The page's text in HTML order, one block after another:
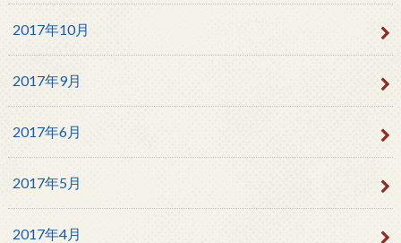
2017年10月
2017年9月
2017年6月
2017年5月
2017年4月